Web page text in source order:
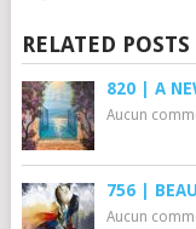
RELATED POSTS
820 | A
Aucun
756 |
Aucun